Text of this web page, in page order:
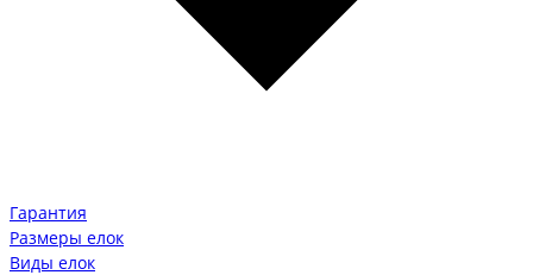
Гарантия
Размеры елок
Виды елок